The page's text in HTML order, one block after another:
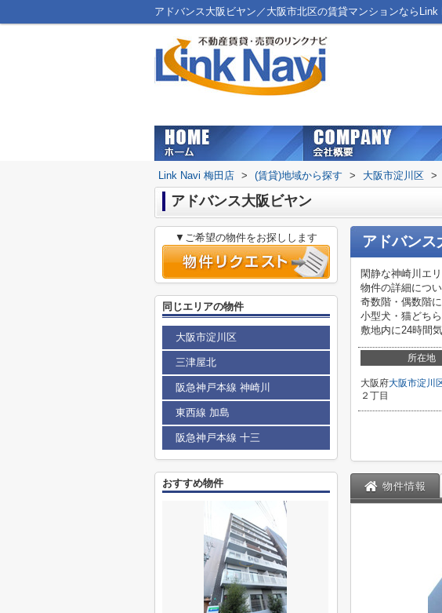
アドバンス大阪ビヤン／大阪市北区の賃貸マンションならLink
Link Navi 梅田店 > (賃貸)地域から探す > 大阪市淀川区 >
アドバンス大阪ビヤン
アドバンス
閑静な神崎川エ
物件の詳細につ
奇数階・偶数階
小型犬・猫どち
敷地内に24時間
所在地
大阪府大阪市淀川
２丁目
物件情報
▼ご希望の物件をお探しします
同じエリアの物件
大阪市淀川区
三津屋北
阪急神戸本線 神崎川
東西線 加島
阪急神戸本線 十三
おすすめ物件